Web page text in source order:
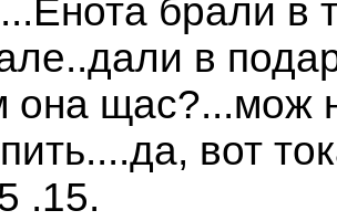
брали в
в
она щас?...мож
вот
.15.